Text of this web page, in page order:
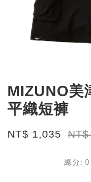
MIZUNO
平織短褲
NT$ 1,035
總分: 0